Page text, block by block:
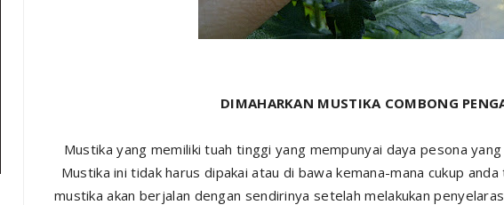
DIMAHARKAN MUSTIKA COMBONG
Mustika yang memiliki tuah tinggi yang mempunyai daya pesona
Mustika ini tidak harus dipakai atau di bawa kemana-mana cukup
mustika akan berjalan dengan sendirinya setelah melakukan